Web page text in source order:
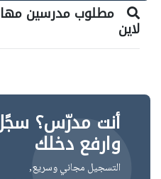
مطلوب مدرسين
لاين
أنت مدرّس؟
وارفع دخلك
التسجيل مجاني وسريع,